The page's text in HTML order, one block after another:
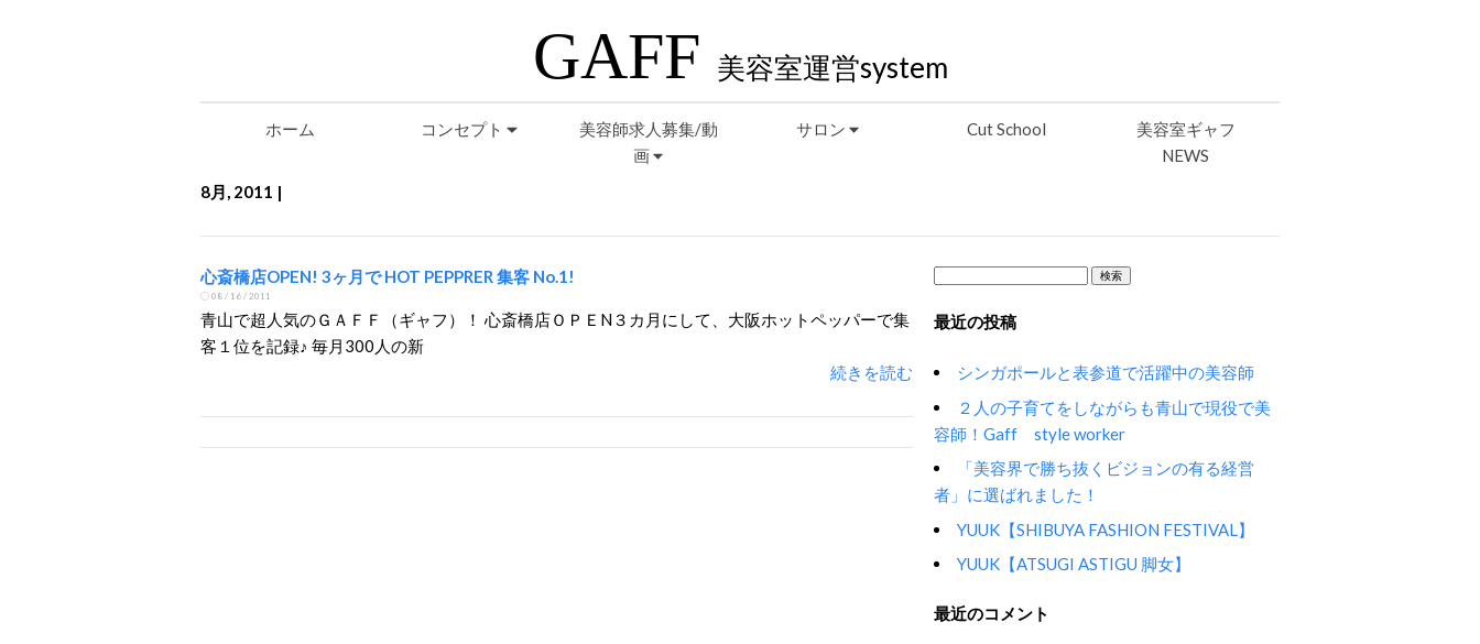
GAFF 美容室運営system
ホーム コンセプト
美容師求人募集/動
画
サロン Cut School
美容室ギャフ
NEWS
8月, 2011 |
心斎橋店OPEN! 3ヶ月で HOT PEPPRER 集客 No.1!
08 / 16 / 2011
青山で超人気のＧＡＦＦ（ギャフ）！ 心斎橋店ＯＰＥN３カ月にして、大阪ホットペッパーで集
客１位を記録♪ 毎月300人の新
続きを読む
検
索:
最近の投稿
シンガポールと表参道で活躍中の美容師
２人の子育てをしながらも青山で現役で美
容師！Gaff style worker
「美容界で勝ち抜くビジョンの有る経営
者」に選ばれました！
YUUK【SHIBUYA FASHION FESTIVAL】
YUUK【ATSUGI ASTIGU 脚女】
最近のコメント